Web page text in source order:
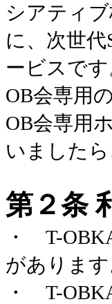
シアティ
に、次世代
ービスです
OB会専用
OB会専用
いました
第２条
・ T-
があります
・ T-